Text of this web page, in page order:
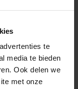
te
media te bieden
Ook delen we
met onze